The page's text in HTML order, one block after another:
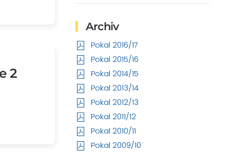
2
Archiv
Pokal 2016/17
Pokal 2015/16
Pokal 2014/15
Pokal 2013/14
Pokal 2012/13
Pokal 2011/12
Pokal 2010/11
Pokal 2009/10